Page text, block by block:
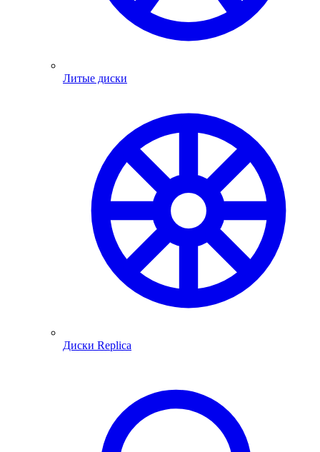
Литые диски
Диски Replica